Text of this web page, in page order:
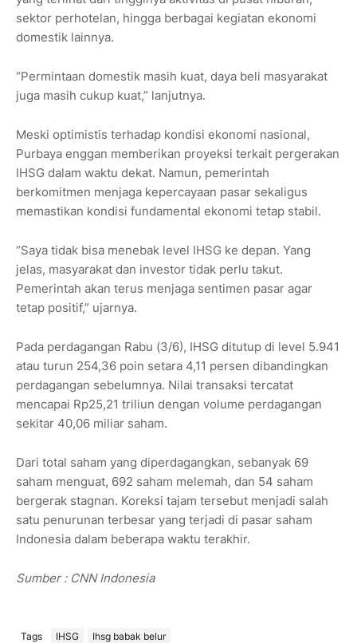
sektor perhotelan, hingga berbagai kegiatan ekonomi
domestik lainnya.
“Permintaan domestik masih kuat, daya beli masyarakat
juga masih cukup kuat,” lanjutnya.
Meski optimistis terhadap kondisi ekonomi nasional,
Purbaya enggan memberikan proyeksi terkait pergerakan
IHSG dalam waktu dekat. Namun, pemerintah
berkomitmen menjaga kepercayaan pasar sekaligus
memastikan kondisi fundamental ekonomi tetap stabil.
“Saya tidak bisa menebak level IHSG ke depan. Yang
jelas, masyarakat dan investor tidak perlu takut.
Pemerintah akan terus menjaga sentimen pasar agar
tetap positif,” ujarnya.
Pada perdagangan Rabu (3/6), IHSG ditutup di level 5.941
atau turun 254,36 poin setara 4,11 persen dibandingkan
perdagangan sebelumnya. Nilai transaksi tercatat
mencapai Rp25,21 triliun dengan volume perdagangan
sekitar 40,06 miliar saham.
Dari total saham yang diperdagangkan, sebanyak 69
saham menguat, 692 saham melemah, dan 54 saham
bergerak stagnan. Koreksi tajam tersebut menjadi salah
satu penurunan terbesar yang terjadi di pasar saham
Indonesia dalam beberapa waktu terakhir.
Sumber : CNN Indonesia
Tags IHSG Ihsg babak belur